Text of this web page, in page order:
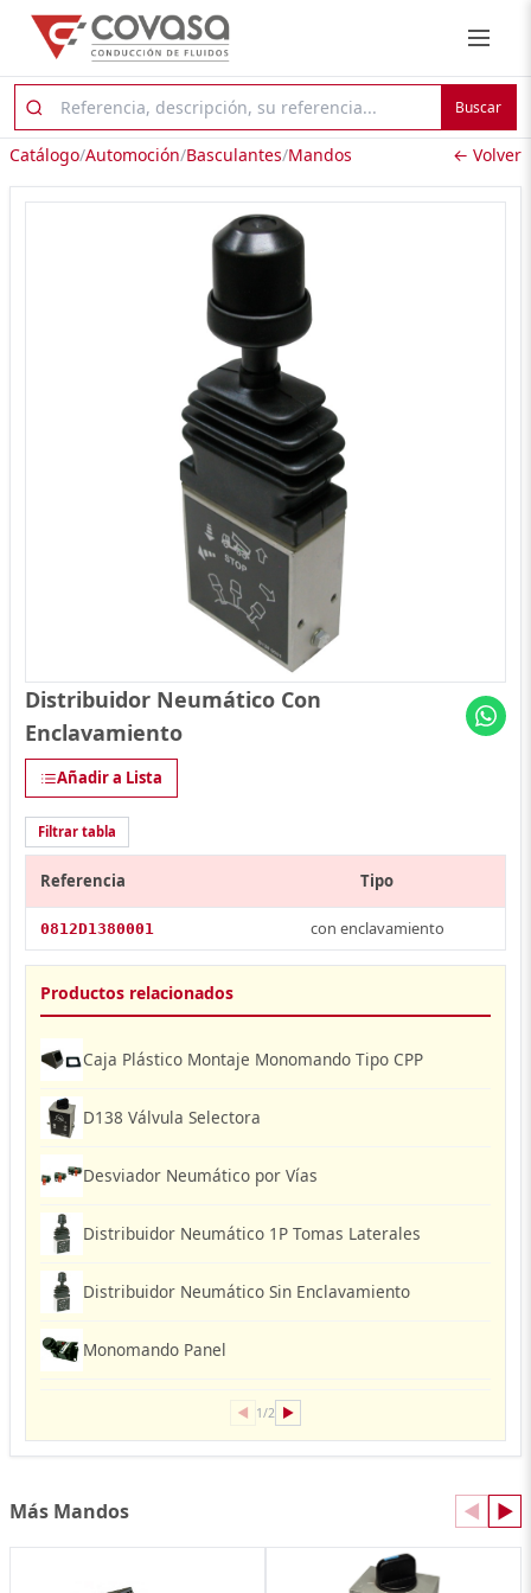
Buscar
Catálogo/Automoción/Basculantes/Mandos ← Volver
Distribuidor Neumático Con
Enclavamiento
Añadir a Lista
Filtrar tabla
Referencia Tipo
0812D1380001 con enclavamiento
Productos relacionados
Caja Plástico Montaje Monomando Tipo CPP
D138 Válvula Selectora
Desviador Neumático por Vías
Distribuidor Neumático 1P Tomas Laterales
Distribuidor Neumático Sin Enclavamiento
Monomando Panel
◀ 1/2 ▶
Más Mandos ◀ ▶